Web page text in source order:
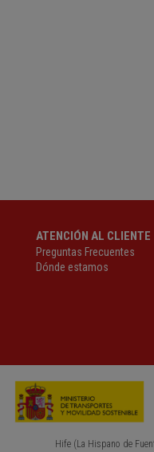
ATENCIÓN AL CLIENTE
Preguntas Frecuentes
Dónde estamos
Hife (La Hispano de